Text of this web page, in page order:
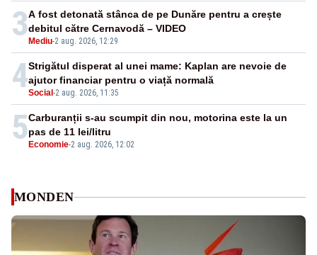
3 Mediu-2 aug. 2026, 12:29
A fost detonată stânca de pe Dunăre pentru a crește
debitul către Cernavodă – VIDEO
4Social -2 aug. 2026, 11:35
Strigătul disperat al unei mame: Kaplan are nevoie de
ajutor financiar pentru o viață normală
5 Economie-2 aug. 2026, 12:02
Carburanții s-au scumpit din nou, motorina este la un
pas de 11 lei/litru
MONDEN